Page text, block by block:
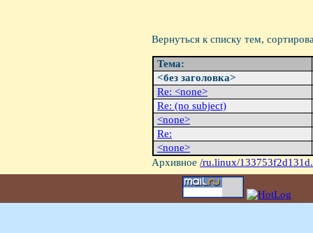
Вернуться к списку тем,
Тема:
<без заголовка>
Re: <none>
Re: (no subject)
<none>
Re:
<none>
Архивное /ru.linux/